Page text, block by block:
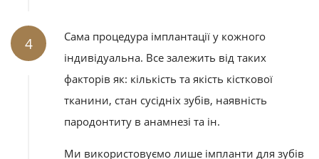
4
Сама процедура імплантації у кожного
індивідуальна. Все залежить від таких
факторів як: кількість та якість кісткової
тканини, стан сусідніх зубів, наявність
пародонтиту в анамнезі та ін.
Ми використовуємо лише імпланти для зубів